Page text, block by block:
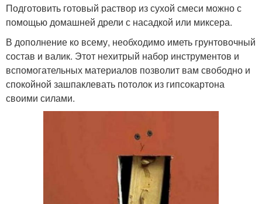
Подготовить готовый раствор из сухой смеси можно с
помощью домашней дрели с насадкой или миксера.
В дополнение ко всему, необходимо иметь грунтовочный
состав и валик. Этот нехитрый набор инструментов и
вспомогательных материалов позволит вам свободно и
спокойной зашпаклевать потолок из гипсокартона
своими силами.